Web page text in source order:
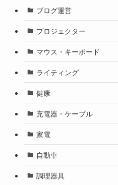
ブログ運営
プロジェクター
マウス・キーボード
ライティング
健康
充電器・ケーブル
家電
自動車
調理器具